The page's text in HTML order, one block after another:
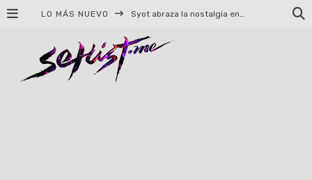
LO MÁS NUEVO Syot abraza la nostalgia en «Blame», el primer adelanto de su EP debut